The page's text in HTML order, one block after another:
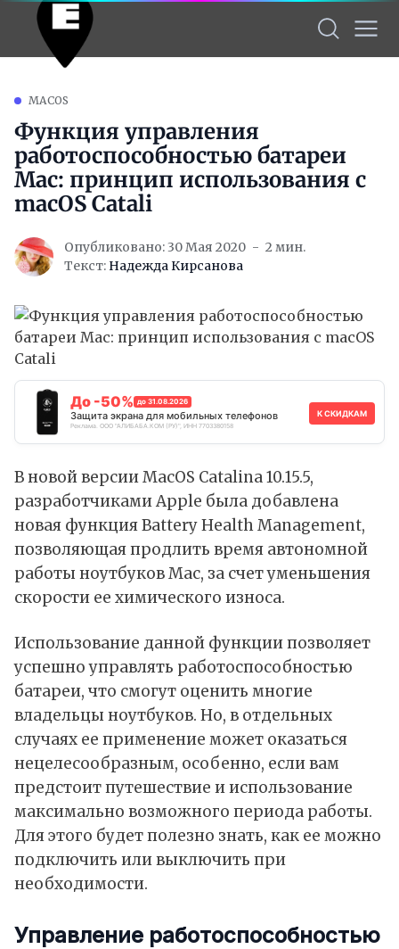
MACOS
Функция управления
работоспособностью батареи
Mac: принцип использования с
macOS Catali
Опубликовано: 30 Мая 2020
2 мин.
Текст: Надежда Кирсанова
До -50% до 31.08.2026
Защита экрана для мобильных телефонов
Реклама. ООО "АЛИБАБА.КОМ (РУ)", ИНН 7703380158
К СКИДКАМ
В новой версии MacOS Catalina 10.15.5,
разработчиками Apple была добавлена
новая функция Battery Health Management,
позволяющая продлить время автономной
работы ноутбуков Mac, за счет уменьшения
скорости ее химического износа.
Использование данной функции позволяет
успешно управлять работоспособностью
батареи, что смогут оценить многие
владельцы ноутбуков. Но, в отдельных
случаях ее применение может оказаться
нецелесообразным, особенно, если вам
предстоит путешествие и использование
максимально возможного периода работы.
Для этого будет полезно знать, как ее можно
подключить или выключить при
необходимости.
Управление работоспособностью